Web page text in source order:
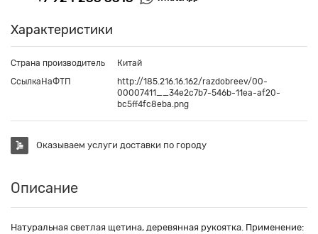
Характеристики
Страна производитель
Китай
СсылкаНаФТП
http://185.216.16.162/razdobreev/00-
00007411__34e2c7b7-546b-11ea-af20-
bc5ff4fc8eba.png
Оказываем услуги доставки по городу
Описание
Натуральная светлая щетина, деревянная рукоятка. Применение: